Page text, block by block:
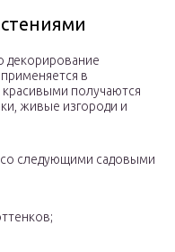
декорирование
в
получаются
живые изгороди и
со следующими садовыми